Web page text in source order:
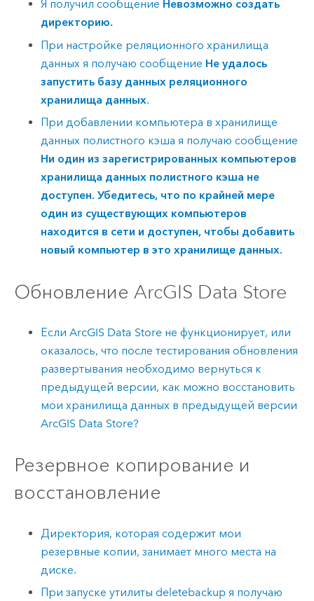
Я получил сообщение Невозможно создать
директорию.
При настройке реляционного хранилища
данных я получаю сообщение Не удалось
запустить базу данных реляционного
хранилища данных.
При добавлении компьютера в хранилище
данных полистного кэша я получаю сообщение
Ни один из зарегистрированных компьютеров
хранилища данных полистного кэша не
доступен. Убедитесь, что по крайней мере
один из существующих компьютеров
находится в сети и доступен, чтобы добавить
новый компьютер в это хранилище данных.
Обновление ArcGIS Data Store
ЕслиArcGIS Data Store не функционирует, или
оказалось, что после тестирования обновления
развертывания необходимо вернуться к
предыдущей версии, как можно восстановить
мои хранилища данных в предыдущей версии
ArcGIS Data Store?
Резервное копирование и
восстановление
Директория, которая содержит мои
резервные копии, занимает много места на
диске.
При запуске утилиты deletebackup я получаю